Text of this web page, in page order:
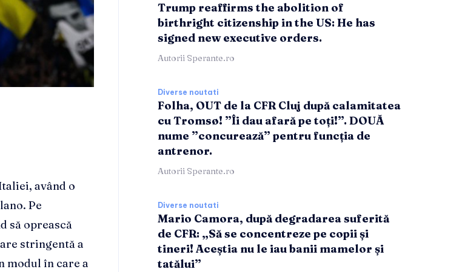
având o
Pe
să oprească
stringentă a
modul în care a
Trump reaffirms the abolition of
birthright citizenship in the US: He has
signed new executive orders.
Autorii Sperante.ro
Diverse noutati
Folha, OUT de la CFR Cluj după calamitatea
cu Tromsø! ”Îi dau afară pe toți!”. DOUĂ
nume ”concurează” pentru funcția de
antrenor.
Autorii Sperante.ro
Diverse noutati
Mario Camora, după degradarea suferită
de CFR: „Să se concentreze pe copii și
tineri! Aceștia nu le iau banii mamelor și
tatălui”